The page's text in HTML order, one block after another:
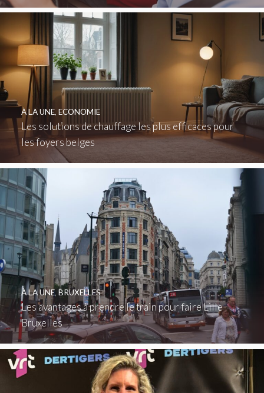
Les solutions de chauffage les plus efficaces pour
les foyers belges
À LA UNE, ECONOMIE
Les avantages à prendre le train pour faire Lille
Bruxelles
À LA UNE, BRUXELLES